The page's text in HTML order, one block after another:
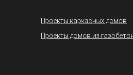
Проекты каркасных домов
Проекты домов из